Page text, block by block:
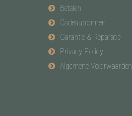
Betalen
Cadeaubonnen
Garantie & Reparatie
Privacy Policy
Algemene Voorwaarden